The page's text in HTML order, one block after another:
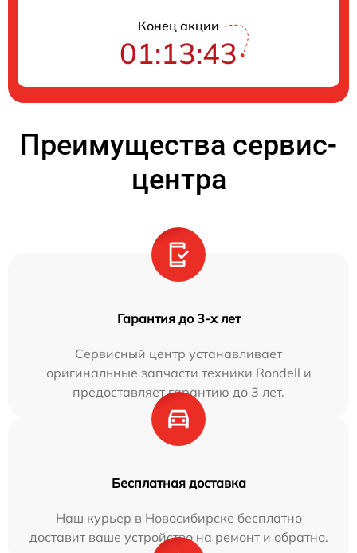
Конец акции
01:13:42
Преимущества сервис-
центра
Гарантия до 3-х лет
Сервисный центр устанавливает
оригинальные запчасти техники Rondell и
предоставляет гарантию до 3 лет.
Бесплатная доставка
Наш курьер в Новосибирске бесплатно
доставит ваше устройство на ремонт и обратно.